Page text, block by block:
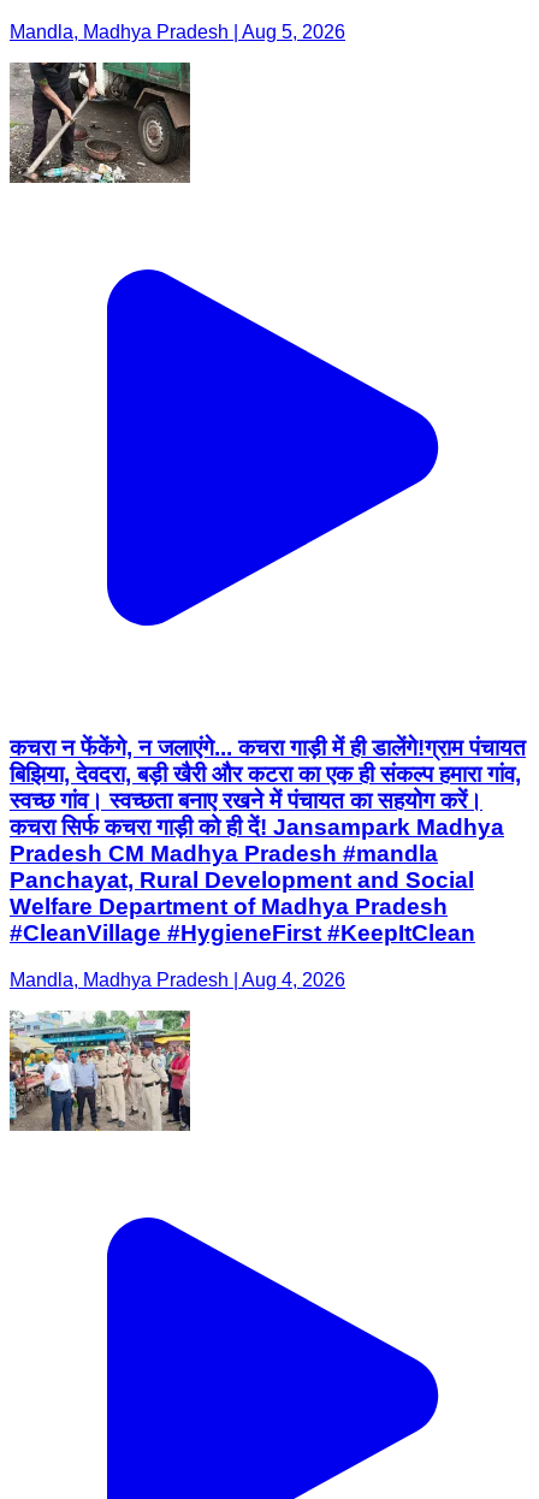
Mandla, Madhya Pradesh | Aug 5, 2026
कचरा न फेंकेंगे, न जलाएंगे... कचरा गाड़ी में ही डालेंगे! ​ग्राम पंचायत
बिझिया, देवदरा, बड़ी खैरी और कटरा का एक ही संकल्प हमारा गांव,
स्वच्छ गांव। स्वच्छता बनाए रखने में पंचायत का सहयोग करें।
कचरा सिर्फ कचरा गाड़ी को ही दें! Jansampark Madhya
Pradesh CM Madhya Pradesh #mandla
Panchayat, Rural Development and Social
Welfare Department of Madhya Pradesh
#CleanVillage #HygieneFirst #KeepItClean
Mandla, Madhya Pradesh | Aug 4, 2026